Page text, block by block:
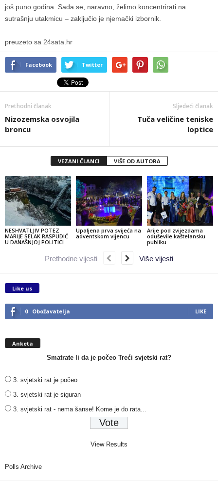
još puno godina. Sada se, naravno, želimo koncentrirati na
sutrašnju utakmicu – zaključio je njemački izbornik.
preuzeto sa 24sata.hr
Facebook Twitter
Prethodni članak
Nizozemska osvojila
broncu
Sljedeći članak
Tuča veličine teniske
loptice
VEZANI ČLANCI VIŠE OD AUTORA
NESHVATLJIV POTEZ
MARIJE SELAK RASPUDIĆ
U DANAŠNJOJ POLITICI
Upaljena prva svijeća na
adventskom vijencu
Arije pod zvijezdama
oduševile kaštelansku
publiku
Prethodne vijesti Više vijesti
Like us
0 Obožavatelja LIKE
Anketa
Smatrate li da je počeo Treći svjetski rat?
3. svjetski rat je počeo
3. svjetski rat je siguran
3. svjetski rat - nema šanse! Kome je do rata...
View Results
Polls Archive